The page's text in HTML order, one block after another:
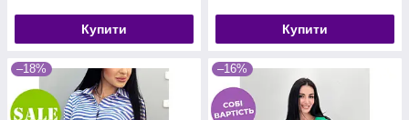
Купити Купити
–18% –16%